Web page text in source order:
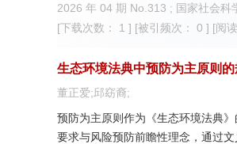
异，工具价值可由市场化机制和财
度，分为公平型补偿、激励型补偿
2026 年 04 期 No.313 ; 国家社会科
[下载次数： 1 ] [被引频次： 0 ] [阅
生态环境法典中预防为主原则
董正爱;邱窈裔;
预防为主原则作为《生态环境法典
要求与风险预防前瞻性理念，通过